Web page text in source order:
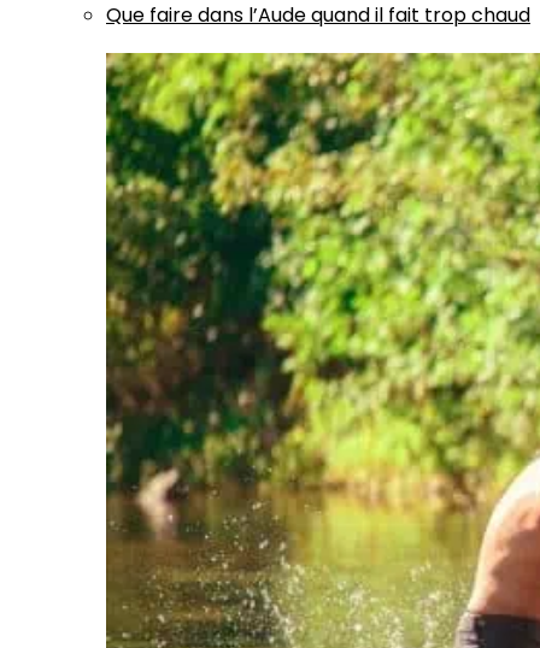
Que faire dans l’Aude quand il fait trop chaud